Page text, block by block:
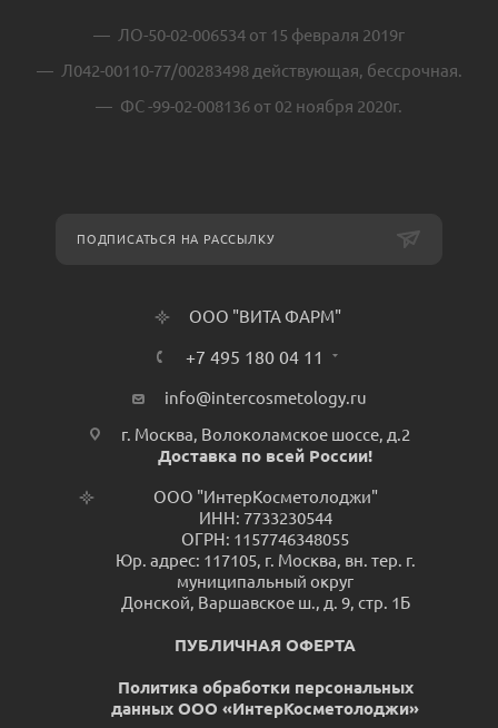
ЛО-50-02-006534 от 15 февраля 2019г
Л042-00110-77/00283498 действующая, бессрочная.
ФС -99-02-008136 от 02 ноября 2020г.
ПОДПИСАТЬСЯ НА РАССЫЛКУ
ООО "ВИТА ФАРМ"
+7 495 180 04 11
info@intercosmetology.ru
г. Москва, Волоколамское шоссе, д.2
Доставка по всей России!
ООО "ИнтерКосметолоджи"
ИНН: 7733230544
ОГРН: 1157746348055
Юр. адрес: 117105, г. Москва, вн. тер. г.
муниципальный округ
Донской, Варшавское ш., д. 9, стр. 1Б
ПУБЛИЧНАЯ ОФЕРТА
Политика обработки персональных
данных ООО «ИнтерКосметолоджи»